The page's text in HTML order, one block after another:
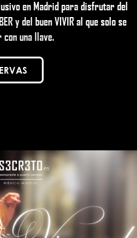
en Madrid para disfrutar del
y del buen VIVIR al que solo se
con una llave.